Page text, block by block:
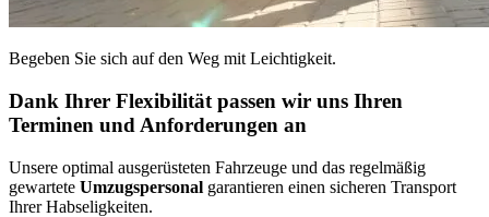
Begeben Sie sich auf den Weg mit Leichtigkeit.
Dank Ihrer Flexibilität passen wir uns Ihren
Terminen und Anforderungen an
Unsere optimal ausgerüsteten Fahrzeuge und das regelmäßig
gewartete Umzugspersonal garantieren einen sicheren Transport
Ihrer Habseligkeiten.